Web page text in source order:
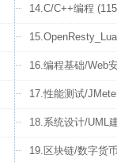
14.C/C++编程
16.编程基础/Web
17.性能测试/
18.系统设计/UML
19.区块链/数字货